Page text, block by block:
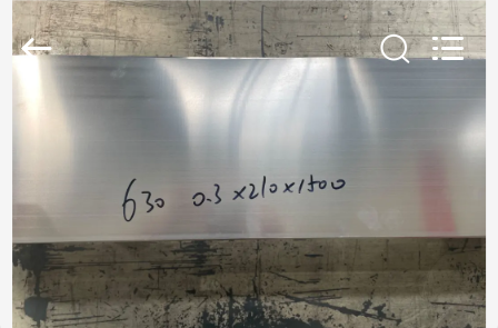
घर
वीडियो
Guanglu
Steel
Co.,